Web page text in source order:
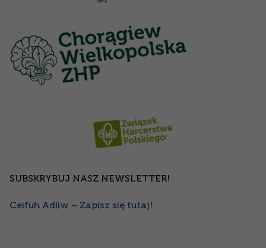
SUBSKRYBUJ NASZ NEWSLETTER!
Ceifuh Adliw – Zapisz się tutaj!